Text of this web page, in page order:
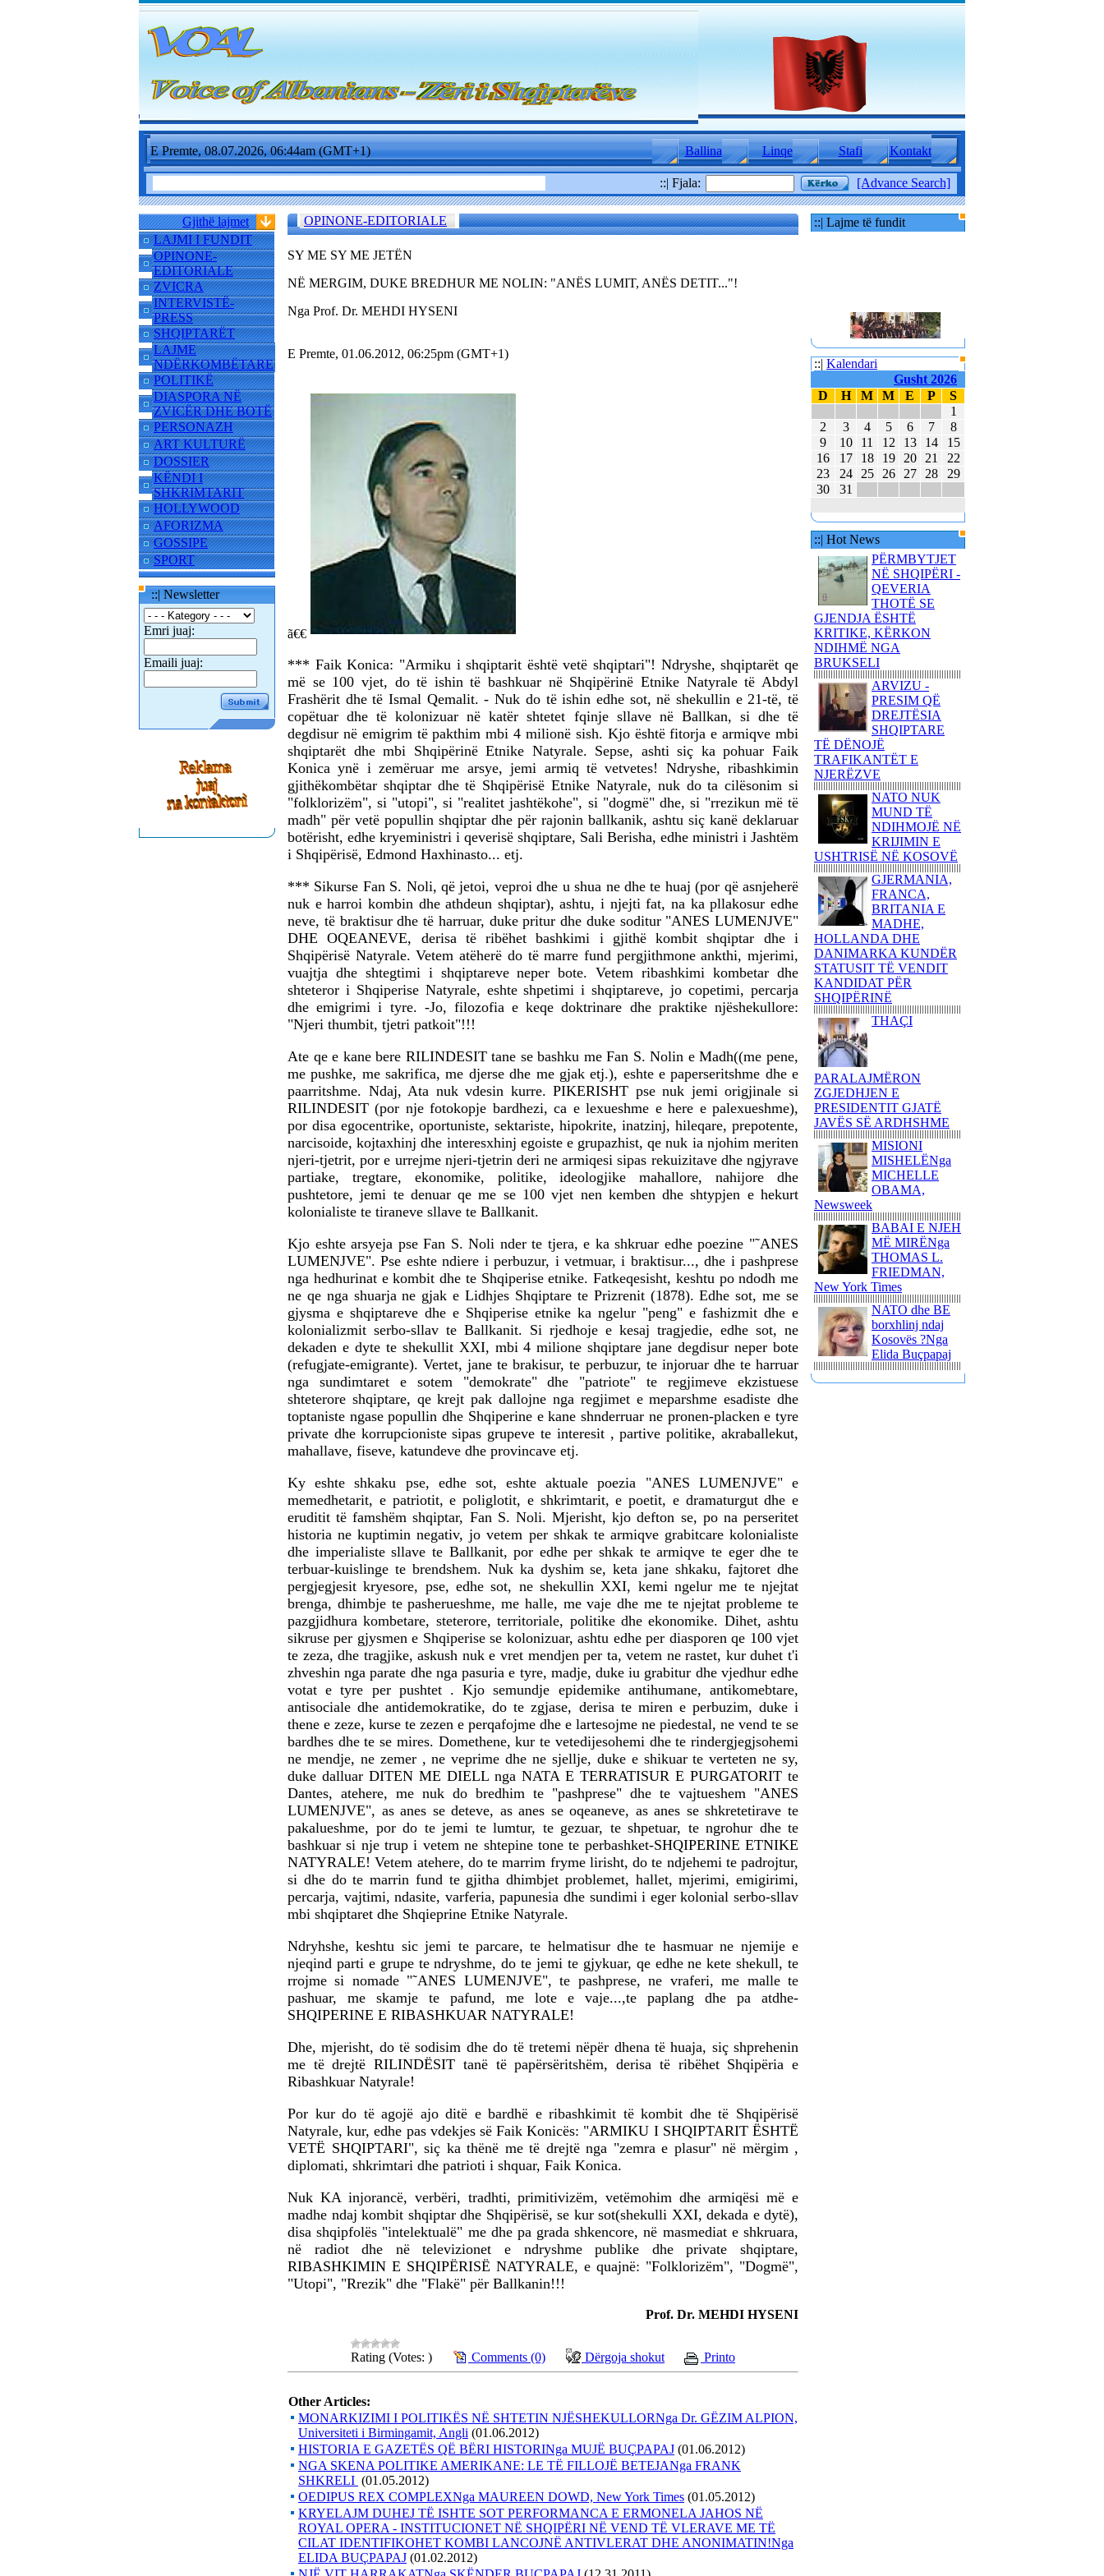
E Premte, 08.07.2026, 06:44am (GMT+1) Ballina Linqe Stafi Kontakt
::| Fjala: [Advance Search]
Gjithë lajmet
LAJMI I FUNDIT
OPINONE-
EDITORIALE
ZVICRA
INTERVISTË-
PRESS
SHQIPTARËT
LAJME
NDËRKOMBËTARE
POLITIKË
DIASPORA NË
ZVICËR DHE BOTË
PERSONAZH
ART KULTURË
DOSSIER
KËNDI I
SHKRIMTARIT
HOLLYWOOD
AFORIZMA
GOSSIPE
SPORT
::| Newsletter
Emri juaj:
Emaili juaj:
OPINONE-EDITORIALE
SY ME SY ME JETËN
NË MERGIM, DUKE BREDHUR ME NOLIN: "ANËS LUMIT, ANËS DETIT..."!
Nga Prof. Dr. MEHDI HYSENI
E Premte, 01.06.2012, 06:25pm (GMT+1)
ã€€
*** Faik Konica: "Armiku i shqiptarit është vetë shqiptari"! Ndryshe, shqiptarët qe
më se 100 vjet, do të ishin të bashkuar në Shqipërinë Etnike Natyrale të Abdyl
Frashërit dhe të Ismal Qemalit. - Nuk do të ishin edhe sot, në shekullin e 21-të, të
copëtuar dhe të kolonizuar në katër shtetet fqinje sllave në Ballkan, si dhe të
degdisur në emigrim të pakthim mbi 4 milionë sish. Kjo është fitorja e armiqve mbi
shqiptarët dhe mbi Shqipërinë Etnike Natyrale. Sepse, ashti siç ka pohuar Faik
Konica ynë i zemëruar me arsye, jemi armiq të vetvetes! Ndryshe, ribashkimin
gjithëkombëtar shqiptar dhe të Shqipërisë Etnike Natyrale, nuk do ta cilësonim si
"folklorizëm", si "utopi", si "realitet jashtëkohe", si "dogmë" dhe, si "rrezikun më të
madh" për vetë popullin shqiptar dhe për rajonin ballkanik, ashtu siç kanë deklaruar
botërisht, edhe kryeministri i qeverisë shqiptare, Sali Berisha, edhe ministri i Jashtëm
i Shqipërisë, Edmond Haxhinasto... etj.
*** Sikurse Fan S. Noli, që jetoi, veproi dhe u shua ne dhe te huaj (por që asnjeherë
nuk e harroi kombin dhe athdeun shqiptar), ashtu, i njejti fat, na ka pllakosur edhe
neve, të braktisur dhe të harruar, duke pritur dhe duke soditur "ANES LUMENJVE"
DHE OQEANEVE, derisa të ribëhet bashkimi i gjithë kombit shqiptar dhe i
Shqipërisë Natyrale. Vetem atëherë do të marre fund pergjithmone ankthi, mjerimi,
vuajtja dhe shtegtimi i shqiptareve neper bote. Vetem ribashkimi kombetar dhe
shteteror i Shqiperise Natyrale, eshte shpetimi i shqiptareve, jo copetimi, percarja
dhe emigrimi i tyre. -Jo, filozofia e keqe doktrinare dhe praktike njëshekullore:
"Njeri thumbit, tjetri patkoit"!!!
Ate qe e kane bere RILINDESIT tane se bashku me Fan S. Nolin e Madh((me pene,
me pushke, me sakrifica, me djerse dhe me gjak etj.), eshte e paperseritshme dhe e
paarritshme. Ndaj, Ata nuk vdesin kurre. PIKERISHT pse nuk jemi origjinale si
RILINDESIT (por nje fotokopje bardhezi, ca e lexueshme e here e palexueshme),
por disa egocentrike, oportuniste, sektariste, hipokrite, inatzinj, hileqare, prepotente,
narcisoide, kojtaxhinj dhe interesxhinj egoiste e grupazhist, qe nuk ia njohim meriten
njeri-tjetrit, por e urrejme njeri-tjetrin deri ne armiqesi sipas rekuizitave dhe ngjyrave
partiake, tregtare, ekonomike, politike, ideologjike mahallore, nahijore dhe
pushtetore, jemi te denuar qe me se 100 vjet nen kemben dhe shtypjen e hekurt
kolonialiste te tiraneve sllave te Ballkanit.
Kjo eshte arsyeja pse Fan S. Noli nder te tjera, e ka shkruar edhe poezine "˜ANES
LUMENJVE". Pse eshte ndiere i perbuzur, i vetmuar, i braktisur..., dhe i pashprese
nga hedhurinat e kombit dhe te Shqiperise etnike. Fatkeqesisht, keshtu po ndodh me
ne qe nga shuarja ne gjak e Lidhjes Shqiptare te Prizrenit (1878). Edhe sot, me se
gjysma e shqiptareve dhe e Shqiperise etnike ka ngelur "peng" e fashizmit dhe e
kolonializmit serbo-sllav te Ballkanit. Si rjedhoje e kesaj tragjedie, edhe sot, ne
dekaden e dyte te shekullit XXI, mbi 4 milione shqiptare jane degdisur neper bote
(refugjate-emigrante). Vertet, jane te brakisur, te perbuzur, te injoruar dhe te harruar
nga sundimtaret e sotem "demokrate" dhe "patriote" te regjimeve ekzistuese
shteterore shqiptare, qe krejt pak dallojne nga regjimet e meparshme esadiste dhe
toptaniste ngase popullin dhe Shqiperine e kane shnderruar ne pronen-placken e tyre
private dhe korrupcioniste sipas grupeve te interesit , partive politike, akraballekut,
mahallave, fiseve, katundeve dhe provincave etj.
Ky eshte shkaku pse, edhe sot, eshte aktuale poezia "ANES LUMENJVE" e
memedhetarit, e patriotit, e poliglotit, e shkrimtarit, e poetit, e dramaturgut dhe e
eruditit të famshëm shqiptar, Fan S. Noli. Mjerisht, kjo defton se, po na perseritet
historia ne kuptimin negativ, jo vetem per shkak te armiqve grabitcare kolonialiste
dhe imperialiste sllave te Ballkanit, por edhe per shkak te armiqve te eger dhe te
terbuar-kuislinge te brendshem. Nuk ka dyshim se, keta jane shkaku, fajtoret dhe
pergjegjesit kryesore, pse, edhe sot, ne shekullin XXI, kemi ngelur me te njejtat
brenga, dhimbje te pasherueshme, me halle, me vaje dhe me te njejtat probleme te
pazgjidhura kombetare, steterore, territoriale, politike dhe ekonomike. Dihet, ashtu
sikruse per gjysmen e Shqiperise se kolonizuar, ashtu edhe per diasporen qe 100 vjet
te zeza, dhe tragjike, askush nuk e vret mendjen per ta, vetem ne rastet, kur duhet t'i
zhveshin nga parate dhe nga pasuria e tyre, madje, duke iu grabitur dhe vjedhur edhe
votat e tyre per pushtet . Kjo semundje epidemike antihumane, antikomebtare,
antisociale dhe antidemokratike, do te zgjase, derisa te miren e perbuzim, duke i
thene e zeze, kurse te zezen e perqafojme dhe e lartesojme ne piedestal, ne vend te se
bardhes dhe te se mires. Domethene, kur te vetedijesohemi dhe te rindergjegjsohemi
ne mendje, ne zemer , ne veprime dhe ne sjellje, duke e shikuar te verteten ne sy,
duke dalluar DITEN ME DIELL nga NATA E TERRATISUR E PURGATORIT te
Dantes, atehere, me nuk do bredhim te "pashprese" dhe te vajtueshem "ANES
LUMENJVE", as anes se deteve, as anes se oqeaneve, as anes se shkretetirave te
pakalueshme, por do te jemi te lumtur, te gezuar, te shpetuar, te ngrohur dhe te
bashkuar si nje trup i vetem ne shtepine tone te perbashket-SHQIPERINE ETNIKE
NATYRALE! Vetem atehere, do te marrim fryme lirisht, do te ndjehemi te padrojtur,
si dhe do te marrin fund te gjitha dhimbjet problemet, hallet, mjerimi, emigirimi,
percarja, vajtimi, ndasite, varferia, papunesia dhe sundimi i eger kolonial serbo-sllav
mbi shqiptaret dhe Shqieprine Etnike Natyrale.
Ndryhshe, keshtu sic jemi te parcare, te helmatisur dhe te hasmuar ne njemije e
njeqind parti e grupe te ndryshme, do te jemi te gjykuar, qe edhe ne kete shekull, te
rrojme si nomade "˜ANES LUMENJVE", te pashprese, ne vraferi, me malle te
pashuar, me skamje te pafund, me lote e vaje...,te paplang dhe pa atdhe-
SHQIPERINE E RIBASHKUAR NATYRALE!
Dhe, mjerisht, do të sodisim dhe do të tretemi nëpër dhena të huaja, siç shprehenin
me të drejtë RILINDËSIT tanë të papërsëritshëm, derisa të ribëhet Shqipëria e
Ribashkuar Natyrale!
Por kur do të agojë ajo ditë e bardhë e ribashkimit të kombit dhe të Shqipërisë
Natyrale, kur, edhe pas vdekjes së Faik Konicës: "ARMIKU I SHQIPTARIT ËSHTË
VETË SHQIPTARI", siç ka thënë me të drejtë nga "zemra e plasur" në mërgim ,
diplomati, shkrimtari dhe patrioti i shquar, Faik Konica.
Nuk KA injorancë, verbëri, tradhti, primitivizëm, vetëmohim dhe armiqësi më e
madhe ndaj kombit shqiptar dhe Shqipërisë, se kur sot(shekulli XXI, dekada e dytë),
disa shqipfolës "intelektualë" me dhe pa grada shkencore, në masmediat e shkruara,
në radiot dhe në televizionet e ndryshme publike dhe private shqiptare,
RIBASHKIMIN E SHQIPËRISË NATYRALE, e quajnë: "Folklorizëm", "Dogmë",
"Utopi", "Rrezik" dhe "Flakë" për Ballkanin!!!
Prof. Dr. MEHDI HYSENI
Rating (Votes: ) Comments (0) Dërgoja shokut Printo
Other Articles:
MONARKIZIMI I POLITIKËS NË SHTETIN NJËSHEKULLORNga Dr. GËZIM ALPION,
Universiteti i Birmingamit, Angli (01.06.2012)
HISTORIA E GAZETËS QË BËRI HISTORINga MUJË BUÇPAPAJ (01.06.2012)
NGA SKENA POLITIKE AMERIKANE: LE TË FILLOJË BETEJANga FRANK
SHKRELI (01.05.2012)
OEDIPUS REX COMPLEXNga MAUREEN DOWD, New York Times (01.05.2012)
KRYELAJM DUHEJ TË ISHTE SOT PERFORMANCA E ERMONELA JAHOS NË
ROYAL OPERA - INSTITUCIONET NË SHQIPËRI NË VEND TË VLERAVE ME TË
CILAT IDENTIFIKOHET KOMBI LANCOJNË ANTIVLERAT DHE ANONIMATIN!Nga
ELIDA BUÇPAPAJ (01.02.2012)
::| Lajme të fundit
80 TË RINJ AMERIKANË
E MBAJTËN PARA
KUVENDIT KONCERTIN
ME KËNGË PATRIOTIKE
KËNGËTARJA
BRITANIKE E SHTYN
UDHËTIMIN NË
HAPËSIRË
JUVENTUS DHE
FINALEN EVROPIANE
POLAKËT PO
PËRGATITEN PËR LUFTË
REPUBLIKA E KOSOVËS
DHE REPUBLIKA E
SHQIPËRISË - BASHKË
NË KANË
80 AMERIKANË
KËNDOJNË SOT PARA
KUVENDIT TË
SHQIPËRISË KËNGË
PATRIOTIKE SHQIPTARE
PARULLA DASHURIE
PËR KOSOVËN DHE
SHKRIMTARI
ZEJNULLAH
RRAHMANINga REXHEP
SHAHU
SHQIPTARËT E
BASHKUAR NGRITËN
FLAMURIN KOMBËTAR
NË 'KËMBANËN E
PAQES' NË
ROVERETOFotoreportazh
nga FLORIM ZEQA
VRASJA E POPULLIT
DHE SHTETIT NË EMËR
TË PUSHTETIT!-Apo çfarë
(çka) ndodhi në
Kumanovë...?!Nga AGRON
SHABANI
NJË ITINERAR
TRONDITËS
POETIKShaip Beqiri: Hidra
e mllefit / Hydra des Zorns,
Limmat Verlag, 2014,
ZÃ¼richNga ADEM
PAUL GAUGUIN - NJË
UDHËTIM DREJT
VENDEVE
IDILIKEEkspozita e
Fondation Beyeler propozon
një nga ngjarjet kulturore
pikante të vitit 2015
PërkujtimMARIAN TUNAJ
- VEPRIMTAR I SHQUAR
PËR LIRINË DHE
PAVARËSINË E
::| Kalendari
Gusht 2026
D
H M M E P
S
1
2
3 4 5 6 7
8
9
10 11 12 13 14
15
16
17 18 19 20 21
22
23
24 25 26 27 28
29
30
31
::| Hot News
PËRMBYTJET
NË SHQIPËRI -
QEVERIA
THOTË SE
GJENDJA ËSHTË
KRITIKE, KËRKON
NDIHMË NGA
BRUKSELI
ARVIZU -
PRESIM QË
DREJTËSIA
SHQIPTARE
TË DËNOJË
TRAFIKANTËT E
NJERËZVE
NATO NUK
MUND TË
NDIHMOJË NË
KRIJIMIN E
USHTRISË NË KOSOVË
GJERMANIA,
FRANCA,
BRITANIA E
MADHE,
HOLLANDA DHE
DANIMARKA KUNDËR
STATUSIT TË VENDIT
KANDIDAT PËR
SHQIPËRINË
THAÇI
PARALAJMËRON
ZGJEDHJEN E
PRESIDENTIT GJATË
JAVËS SË ARDHSHME
MISIONI
MISHELËNga
MICHELLE
OBAMA,
Newsweek
BABAI E NJEH
MË MIRËNga
THOMAS L.
FRIEDMAN,
New York Times
NATO dhe BE
borxhlinj ndaj
Kosovës ?Nga
Elida Buçpapaj